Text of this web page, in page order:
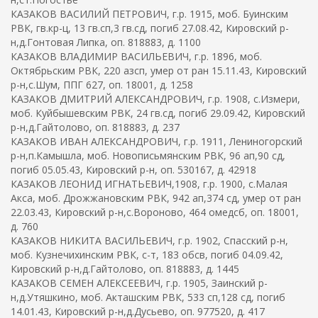
КАЗАКОВ ВАСИЛИЙ ПЕТРОВИЧ, г.р. 1915, моб. Буинским
РВК, гв.кр-ц, 13 гв.сп,3 гв.сд, погиб 27.08.42, Кировский р-
н,д.Гонтовая Липка, оп. 818883, д. 1100
КАЗАКОВ ВЛАДИМИР ВАСИЛЬЕВИЧ, г.р. 1896, моб.
Октябрьским РВК, 220 азсп, умер от ран 15.11.43, Кировский
р-н,с.Шум, ППГ 627, оп. 18001, д. 1258
КАЗАКОВ ДМИТРИЙ АЛЕКСАНДРОВИЧ, г.р. 1908, с.Измери,
моб. Куйбышевским РВК, 24 гв.сд, погиб 29.09.42, Кировский
р-н,д.Гайтолово, оп. 818883, д. 237
КАЗАКОВ ИВАН АЛЕКСАНДРОВИЧ, г.р. 1911, Лениногорский
р-н,п.Камышла, моб. Новописьмянским РВК, 96 ап,90 сд,
погиб 05.05.43, Кировский р-н, оп. 530167, д. 42918
КАЗАКОВ ЛЕОНИД ИГНАТЬЕВИЧ,1908, г.р. 1900, с.Малая
Акса, моб. Дрожжановским РВК, 942 ап,374 сд, умер от ран
22.03.43, Кировский р-н,с.Вороново, 464 омедсб, оп. 18001,
д. 760
КАЗАКОВ НИКИТА ВАСИЛЬЕВИЧ, г.р. 1902, Спасский р-н,
моб. Кузнечихинским РВК, с-т, 183 обсв, погиб 04.09.42,
Кировский р-н,д.Гайтолово, оп. 818883, д. 1445
КАЗАКОВ СЕМЕН АЛЕКСЕЕВИЧ, г.р. 1905, Заинский р-
н,д.Утяшкино, моб. Акташским РВК, 533 сп,128 сд, погиб
14.01.43, Кировский р-н,д.Дусьево, оп. 977520, д. 417